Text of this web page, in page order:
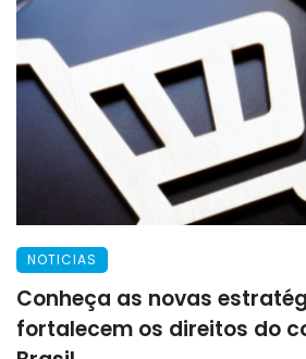
NOTICIAS
Conheça as novas
fortalecem os direitos do